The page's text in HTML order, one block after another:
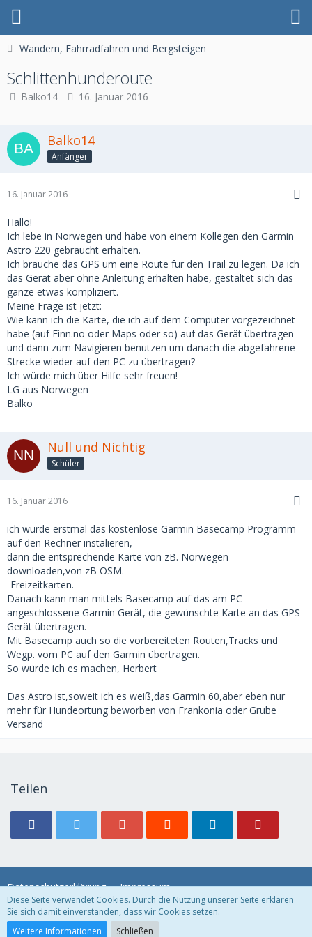
Wandern, Fahrradfahren und Bergsteigen
Schlittenhunderoute
Balko14 16. Januar 2016
Balko14
Anfänger
16. Januar 2016
Hallo!
Ich lebe in Norwegen und habe von einem Kollegen den Garmin
Astro 220 gebraucht erhalten.
Ich brauche das GPS um eine Route für den Trail zu legen. Da ich
das Gerät aber ohne Anleitung erhalten habe, gestaltet sich das
ganze etwas kompliziert.
Meine Frage ist jetzt:
Wie kann ich die Karte, die ich auf dem Computer vorgezeichnet
habe (auf Finn.no oder Maps oder so) auf das Gerät übertragen
und dann zum Navigieren benutzen um danach die abgefahrene
Strecke wieder auf den PC zu übertragen?
Ich würde mich über Hilfe sehr freuen!
LG aus Norwegen
Balko
Null und Nichtig
Schüler
16. Januar 2016
ich würde erstmal das kostenlose Garmin Basecamp Programm
auf den Rechner instalieren,
dann die entsprechende Karte von zB. Norwegen
downloaden,von zB OSM.
-Freizeitkarten.
Danach kann man mittels Basecamp auf das am PC
angeschlossene Garmin Gerät, die gewünschte Karte an das GPS
Gerät übertragen.
Mit Basecamp auch so die vorbereiteten Routen,Tracks und
Wegp. vom PC auf den Garmin übertragen.
So würde ich es machen, Herbert
Das Astro ist,soweit ich es weiß,das Garmin 60,aber eben nur
mehr für Hundeortung beworben von Frankonia oder Grube
Versand
Teilen
Datenschutzerklärung Impressum
Community-Software:
Diese Seite verwendet Cookies. Durch die Nutzung unserer Seite erklären
Sie sich damit einverstanden, dass wir Cookies setzen.
Weitere Informationen
Schließen